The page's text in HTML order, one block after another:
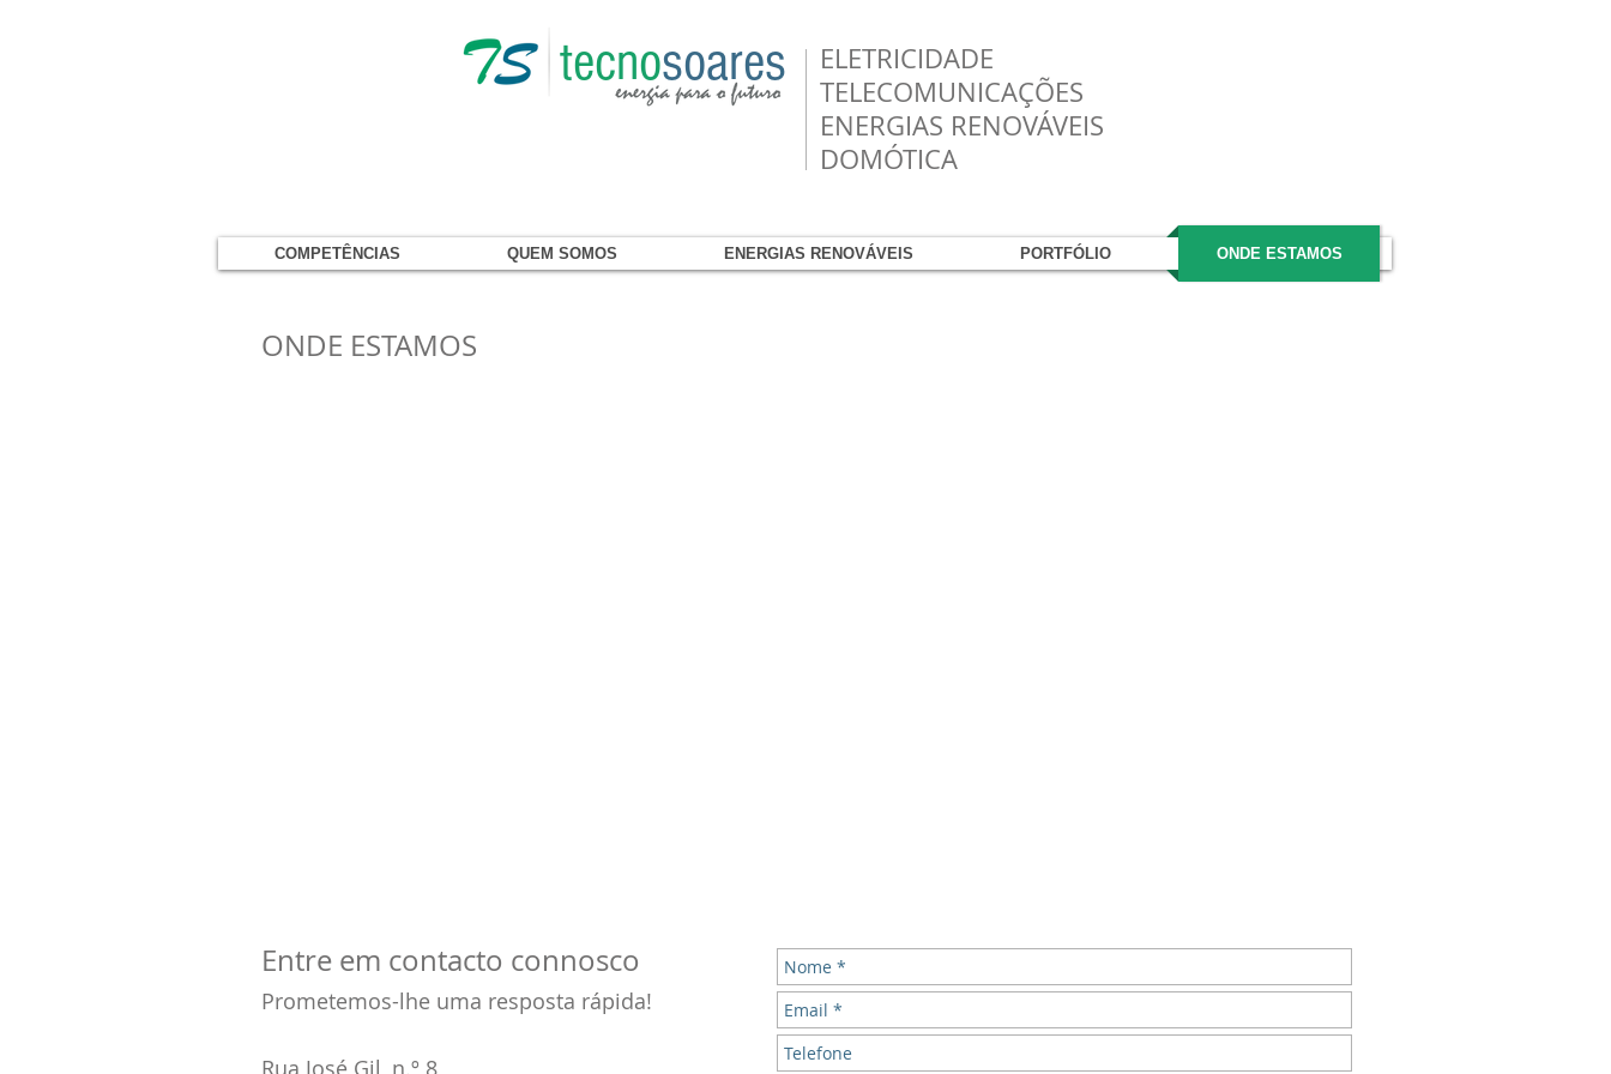
ELETRICIDADE
TELECOMUNICAÇÕES
ENERGIAS RENOVÁVEIS
DOMÓTICA
tecnosoares
COMPETÊNCIAS QUEM SOMOS ENERGIAS RENOVÁVEIS PORTFÓLIO ONDE ESTAMOS
ONDE ESTAMOS
Entre em contacto connosco
Prometemos-lhe uma resposta rápida!
Rua José Gil, n.º 8